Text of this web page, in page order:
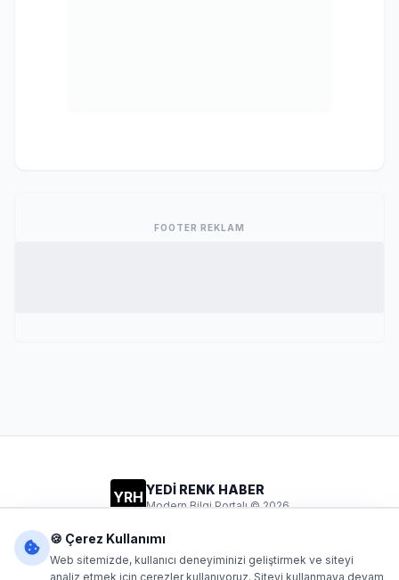
FOOTER REKLAM
YRH YEDİ RENK HABER
Modern Bilgi Portalı © 2026
🍪 Çerez Kullanımı
Web sitemizde, kullanıcı deneyiminizi geliştirmek ve siteyi
analiz etmek için çerezler kullanıyoruz. Siteyi kullanmaya devam